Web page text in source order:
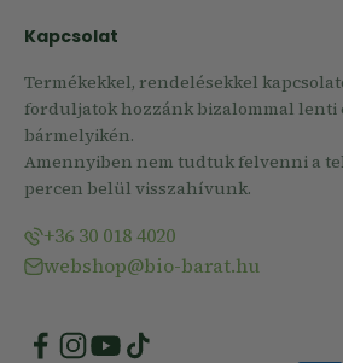
Kapcsolat
Termékekkel, rendelésekkel
forduljatok hozzánk bizalommal lenti
bármelyikén.
Amennyiben nem tudtuk felvenni a
percen belül visszahívunk.
+36 30 018 4020
webshop@bio-barat.hu